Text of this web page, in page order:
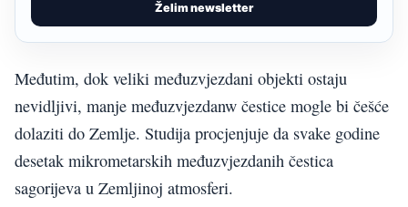
Želim newsletter
Međutim, dok veliki međuzvjezdani objekti ostaju
nevidljivi, manje međuzvjezdanw čestice mogle bi češće
dolaziti do Zemlje. Studija procjenjuje da svake godine
desetak mikrometarskih međuzvjezdanih čestica
sagorijeva u Zemljinoj atmosferi.